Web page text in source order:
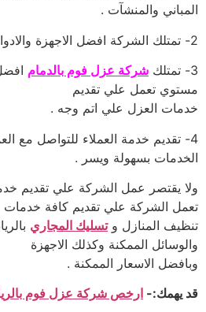
المباني والمنشآت .
2- تمتلك الشركة افضل الاجهزة والادوات اللازمة لعملية العزل .
3- تمتلك
شركة عزل فوم بالدمام
مستوي تعمل علي تقديم
خدمات العزل علي اتم وجه .
4- تقديم خدمة العملاء للتواصل مع
الخدمات بسهولة ويسر .
ولا يقتصر عمل الشركة علي تقديم
تعمل الشركة علي تقديم كافة خدمات
تنظيف المنازل وتسليك المجاري
والوسائل الممكنة وكذلك الاجهزة
وبافضل الاسعار الممكنة .
قد يهمك:- ارخص شركة عزل فوم